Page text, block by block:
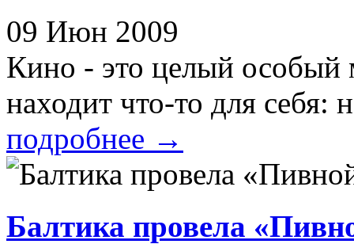
09 Июн 2009
Кино - это целый
находит что-то для себя:
подробнее →
Балтика провела